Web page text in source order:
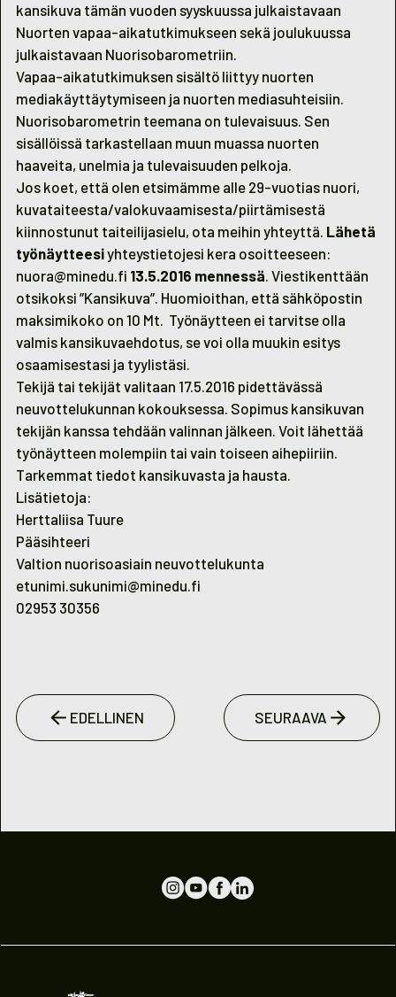
kansikuva tämän vuoden syyskuussa julkaistavaan
Nuorten vapaa-aikatutkimukseen sekä joulukuussa
julkaistavaan Nuorisobarometriin.
Vapaa-aikatutkimuksen sisältö liittyy nuorten
mediakäyttäytymiseen ja nuorten mediasuhteisiin.
Nuorisobarometrin teemana on tulevaisuus. Sen
sisällöissä tarkastellaan muun muassa nuorten
haaveita, unelmia ja tulevaisuuden pelkoja.
Jos koet, että olen etsimämme alle 29-vuotias nuori,
kuvataiteesta/valokuvaamisesta/piirtämisestä
kiinnostunut taiteilijasielu, ota meihin yhteyttä. Lähetä
työnäytteesiyhteystietojesi kera osoitteeseen:
nuora@minedu.fi 13.5.2016 mennessä. Viestikenttään
otsikoksi ”Kansikuva”. Huomioithan, että sähköpostin
maksimikoko on 10 Mt. Työnäytteen ei tarvitse olla
valmis kansikuvaehdotus, se voi olla muukin esitys
osaamisestasi ja tyylistäsi.
Tekijä tai tekijät valitaan 17.5.2016 pidettävässä
neuvottelukunnan kokouksessa. Sopimus kansikuvan
tekijän kanssa tehdään valinnan jälkeen. Voit lähettää
työnäytteen molempiin tai vain toiseen aihepiiriin.
Tarkemmat tiedot kansikuvasta ja hausta.
Lisätietoja:
Herttaliisa Tuure
Pääsihteeri
Valtion nuorisoasiain neuvottelukunta
etunimi.sukunimi@minedu.fi
02953 30356
EDELLINEN SEURAAVA